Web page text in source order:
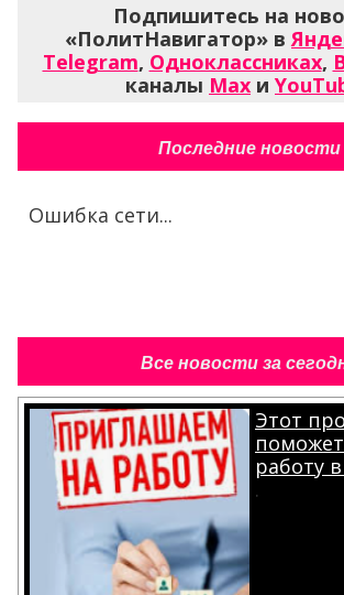
Подпишитесь на
«ПолитНавигатор» в
Telegram, Одноклассниках,
каналы Max и
Последние новости
Ошибка сети...
Все новости за
Этот
работу
.